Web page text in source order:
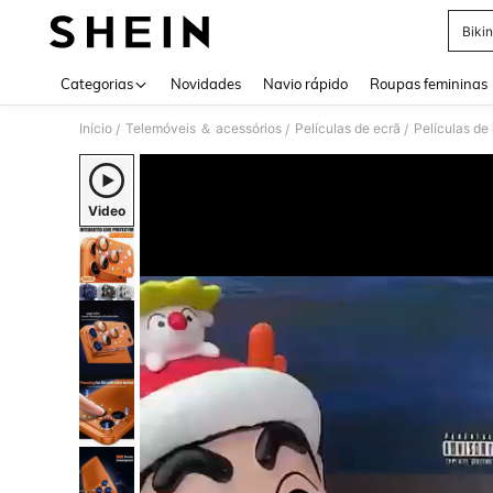
Categorias Novidades Navio rápido Roupas femininas
Início / Telemóveis ＆ acessórios / Películas de ecrã / Películas de
Video